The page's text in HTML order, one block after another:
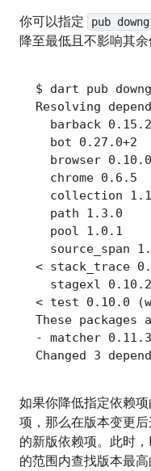
你可以指定 pub
降至最低且不影响其余
$ dart pub
Resolving
barback
  bot 0.27.0+2
browser
  chrome 0.6.5
collection
  path 1.3.0
  pool 1.0.1
source_span
< stack_trace
  stagexl 0.10.2
< test 0.10.0
These
- matcher 0.11.3
如果你降低指定依赖
项，那么在版本变更
的新版依赖项。此时
的范围内查找版本最